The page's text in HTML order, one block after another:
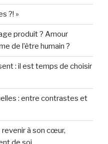
?! »
produit ? Amour
de l’être humain ?
: il est temps de choisir
: entre contrastes et
revenir à son cœur,